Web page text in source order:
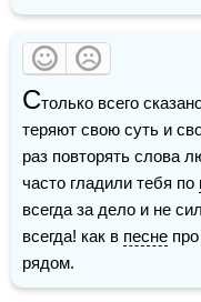
Столько всего
теряют свою суть и
раз повторять слова
часто гладили тебя по
всегда за дело и не
всегда! как в песне
рядом.